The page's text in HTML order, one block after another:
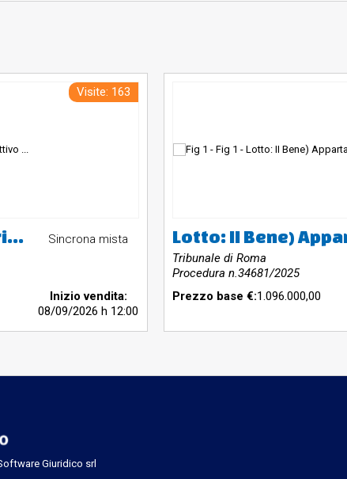
Visite: 163
Impianto sportivo e ricettivo in Caprese Michelangelo, costituito da campi da tennis, spogliatoi, scuola, laboratori scientifici, palestra, opificio, albergo, bar e ristorante. Sincrona mista
Inizio vendita:
08/09/2026 h 12:00
Tribunale di Roma
Procedura n.34681/2025
Prezzo base €:1.096.000,00
Giuridico srl